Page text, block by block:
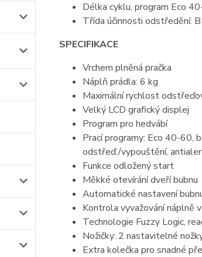
Délka cyklu, program Eco
Třída účinnosti odstředění: B
SPECIFIKACE
Vrchem plněná pračka
Náplň prádla: 6 kg
Maximální rychlost
Velký LCD grafický displej
Program pro hedvábí
Prací programy: Eco 40-60,
odstřeď./vypouštění,
Funkce odložený start
Měkké otevírání dveří bubnu
Automatické nastavení
Kontrola vyvažování náplně
Technologie Fuzzy Logic,
Nožičky: 2 nastavitelné
Extra kolečka pro snadné